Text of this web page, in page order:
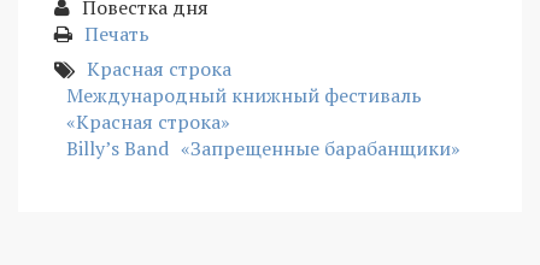
Повестка дня
Печать
Красная строка
Международный книжный фестиваль
«Красная строка»
Billy’s Band «Запрещенные барабанщики»